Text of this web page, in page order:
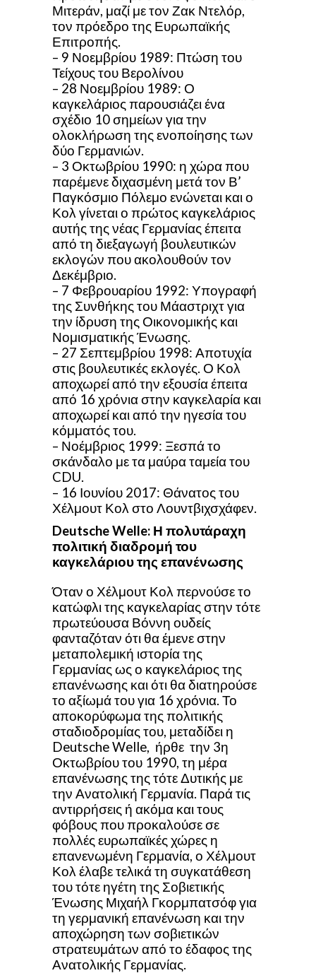
Μιτεράν, μαζί με τον Ζακ Ντελόρ,
τον πρόεδρο της Ευρωπαϊκής
Επιτροπής.
– 9 Νοεμβρίου 1989: Πτώση του
Τείχους του Βερολίνου
– 28 Νοεμβρίου 1989: Ο
καγκελάριος παρουσιάζει ένα
σχέδιο 10 σημείων για την
ολοκλήρωση της ενοποίησης των
δύο Γερμανιών.
– 3 Οκτωβρίου 1990: η χώρα που
παρέμενε διχασμένη μετά τον Β’
Παγκόσμιο Πόλεμο ενώνεται και ο
Κολ γίνεται ο πρώτος καγκελάριος
αυτής της νέας Γερμανίας έπειτα
από τη διεξαγωγή βουλευτικών
εκλογών που ακολουθούν τον
Δεκέμβριο.
– 7 Φεβρουαρίου 1992: Υπογραφή
της Συνθήκης του Μάαστριχτ για
την ίδρυση της Οικονομικής και
Νομισματικής Ένωσης.
– 27 Σεπτεμβρίου 1998: Αποτυχία
στις βουλευτικές εκλογές. Ο Κολ
αποχωρεί από την εξουσία έπειτα
από 16 χρόνια στην καγκελαρία και
αποχωρεί και από την ηγεσία του
κόμματός του.
– Νοέμβριος 1999: Ξεσπά το
σκάνδαλο με τα μαύρα ταμεία του
CDU.
– 16 Ιουνίου 2017: Θάνατος του
Χέλμουτ Κολ στο Λουντβιχσχάφεν.
Deutsche Welle: Η πολυτάραχη
πολιτική διαδρομή του
καγκελάριου της επανένωσης
Όταν ο Χέλμουτ Κολ περνούσε το
κατώφλι της καγκελαρίας στην τότε
πρωτεύουσα Βόννη ουδείς
φανταζόταν ότι θα έμενε στην
μεταπολεμική ιστορία της
Γερμανίας ως ο καγκελάριος της
επανένωσης και ότι θα διατηρούσε
το αξίωμά του για 16 χρόνια. Το
αποκορύφωμα της πολιτικής
σταδιοδρομίας του, μεταδίδει η
Deutsche Welle, ήρθε την 3η
Οκτωβρίου του 1990, τη μέρα
επανένωσης της τότε Δυτικής με
την Ανατολική Γερμανία. Παρά τις
αντιρρήσεις ή ακόμα και τους
φόβους που προκαλούσε σε
πολλές ευρωπαϊκές χώρες η
επανενωμένη Γερμανία, ο Χέλμουτ
Κολ έλαβε τελικά τη συγκατάθεση
του τότε ηγέτη της Σοβιετικής
Ένωσης Μιχαήλ Γκορμπατσόφ για
τη γερμανική επανένωση και την
αποχώρηση των σοβιετικών
στρατευμάτων από το έδαφος της
Ανατολικής Γερμανίας.